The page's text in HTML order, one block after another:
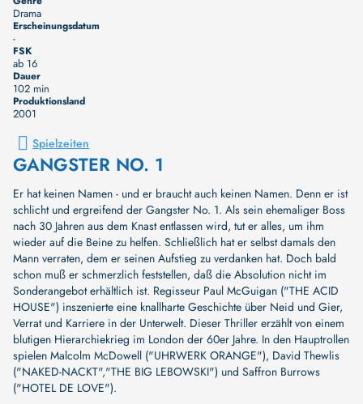
Drama
Erscheinungsdatum
-
FSK
ab 16
Dauer
102 min
Produktionsland
2001
Spielzeiten
GANGSTER NO. 1
Er hat keinen Namen - und er braucht auch keinen Namen. Denn er ist
schlicht und ergreifend der Gangster No. 1. Als sein ehemaliger Boss
nach 30 Jahren aus dem Knast entlassen wird, tut er alles, um ihm
wieder auf die Beine zu helfen. Schließlich hat er selbst damals den
Mann verraten, dem er seinen Aufstieg zu verdanken hat. Doch bald
schon muß er schmerzlich feststellen, daß die Absolution nicht im
Sonderangebot erhältlich ist. Regisseur Paul McGuigan ("THE ACID
HOUSE") inszenierte eine knallharte Geschichte über Neid und Gier,
Verrat und Karriere in der Unterwelt. Dieser Thriller erzählt von einem
blutigen Hierarchiekrieg im London der 60er Jahre. In den Hauptrollen
spielen Malcolm McDowell ("UHRWERK ORANGE"), David Thewlis
("NAKED-NACKT","THE BIG LEBOWSKI") und Saffron Burrows
("HOTEL DE LOVE").